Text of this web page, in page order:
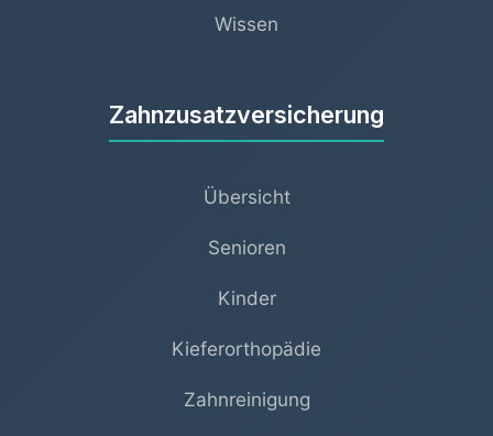
Wissen
Zahnzusatzversicherung
Übersicht
Senioren
Kinder
Kieferorthopädie
Zahnreinigung